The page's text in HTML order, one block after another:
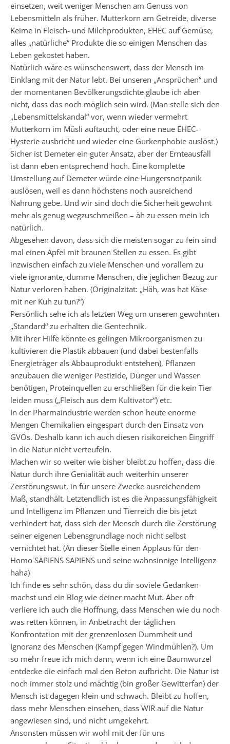
einsetzen, weit weniger Menschen am Genuss von
Lebensmitteln als früher. Mutterkorn am Getreide, diverse
Keime in Fleisch- und Milchprodukten, EHEC auf Gemüse,
alles „natürliche“ Produkte die so einigen Menschen das
Leben gekostet haben.
Natürlich wäre es wünschenswert, dass der Mensch im
Einklang mit der Natur lebt. Bei unseren „Ansprüchen“ und
der momentanen Bevölkerungsdichte glaube ich aber
nicht, dass das noch möglich sein wird. (Man stelle sich den
„Lebensmittelskandal“ vor, wenn wieder vermehrt
Mutterkorn im Müsli auftaucht, oder eine neue EHEC-
Hysterie ausbricht und wieder eine Gurkenphobie auslöst.)
Sicher ist Demeter ein guter Ansatz, aber der Ernteausfall
ist dann eben entsprechend hoch. Eine komplette
Umstellung auf Demeter würde eine Hungersnotpanik
auslösen, weil es dann höchstens noch ausreichend
Nahrung gebe. Und wir sind doch die Sicherheit gewohnt
mehr als genug wegzuschmeißen – äh zu essen mein ich
natürlich.
Abgesehen davon, dass sich die meisten sogar zu fein sind
mal einen Apfel mit braunen Stellen zu essen. Es gibt
inzwischen einfach zu viele Menschen und vorallem zu
viele ignorante, dumme Menschen, die jeglichen Bezug zur
Natur verloren haben. (Originalzitat: „Häh, was hat Käse
mit ner Kuh zu tun?“)
Persönlich sehe ich als letzten Weg um unseren gewohnten
„Standard“ zu erhalten die Gentechnik.
Mit ihrer Hilfe könnte es gelingen Mikroorganismen zu
kultivieren die Plastik abbauen (und dabei bestenfalls
Energieträger als Abbauprodukt entstehen), Pflanzen
anzubauen die weniger Pestizide, Dünger und Wasser
benötigen, Proteinquellen zu erschließen für die kein Tier
leiden muss („Fleisch aus dem Kultivator“) etc.
In der Pharmaindustrie werden schon heute enorme
Mengen Chemikalien eingespart durch den Einsatz von
GVOs. Deshalb kann ich auch diesen risikoreichen Eingriff
in die Natur nicht verteufeln.
Machen wir so weiter wie bisher bleibt zu hoffen, dass die
Natur durch ihre Genialität auch weiterhin unserer
Zerstörungswut, in für unsere Zwecke ausreichendem
Maß, standhält. Letztendlich ist es die Anpassungsfähigkeit
und Intelligenz im Pflanzen und Tierreich die bis jetzt
verhindert hat, dass sich der Mensch durch die Zerstörung
seiner eigenen Lebensgrundlage noch nicht selbst
vernichtet hat. (An dieser Stelle einen Applaus für den
Homo SAPIENS SAPIENS und seine wahnsinnige Intelligenz
haha)
Ich finde es sehr schön, dass du dir soviele Gedanken
machst und ein Blog wie deiner macht Mut. Aber oft
verliere ich auch die Hoffnung, dass Menschen wie du noch
was retten können, in Anbetracht der täglichen
Konfrontation mit der grenzenlosen Dummheit und
Ignoranz des Menschen (Kampf gegen Windmühlen?). Um
so mehr freue ich mich dann, wenn ich eine Baumwurzel
entdecke die einfach mal den Beton aufbricht. Die Natur ist
noch immer stolz und mächtig (bin großer Gewitterfan) der
Mensch ist dagegen klein und schwach. Bleibt zu hoffen,
dass mehr Menschen einsehen, dass WIR auf die Natur
angewiesen sind, und nicht umgekehrt.
Ansonsten müssen wir wohl mit der für uns